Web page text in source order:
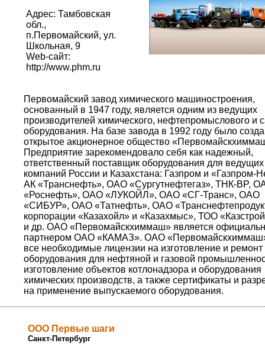
Адрес: Тамбовская
обл.,
п.Первомайский, ул.
Школьная, 9
Web-сайт:
http://www.phm.ru
Первомайский завод химического машиностроения,
основанный в 1947 году, является одним из ведущих
производителей химического, нефтепромыслового и
оборудования. На базе завода в 1992 году было
открытое акционерное общество
Предприятие зарекомендовало себя как надежный,
ответственный поставщик оборудования для ведущих
компаний России и Казахстана: Газпром и «Газпром-
АК «Транснефть», ОАО «Сургутнефтегаз», ТНК-BP,
«Роснефть», ОАО «ЛУКОЙЛ», ОАО «СГ-Транс», ОАО
«СИБУР», ОАО «Татнефть», ОАО
корпорации «Казахойл» и «Казахмыс», ТОО
и др. ОАО «Первомайскхиммаш» является
партнером ОАО «КАМАЗ». ОАО
все необходимые лицензии на изготовление и ремонт
оборудования для нефтяной и газовой
изготовление объектов котлонадзора и оборудования
химических производств, а также сертификаты и
на применение выпускаемого оборудования.
ООО Первые шаги
Санкт-Петербург